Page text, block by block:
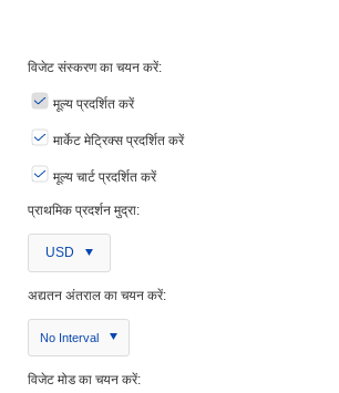
विजेट संस्करण का चयन करें:
मूल्य प्रदर्शित करें
मार्केट मेट्रिक्स प्रदर्शित करें
मूल्य चार्ट प्रदर्शित करें
प्राथमिक प्रदर्शन मुद्रा:
USD
अद्यतन अंतराल का चयन करें:
No Interval
विजेट मोड का चयन करें: